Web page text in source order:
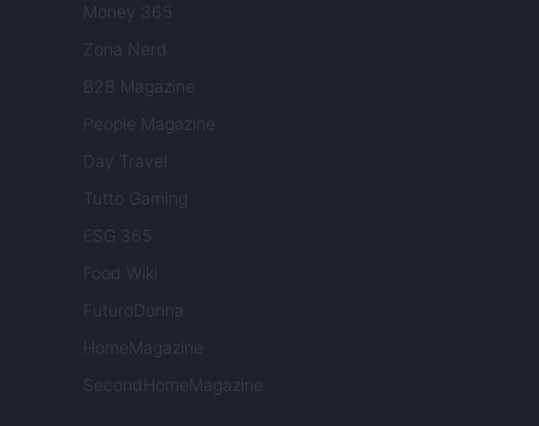
Money 365
Zona Nerd
B2B Magazine
People Magazine
Day Travel
Tutto Gaming
ESG 365
Food Wiki
FuturoDonna
HomeMagazine
SecondHomeMagazine